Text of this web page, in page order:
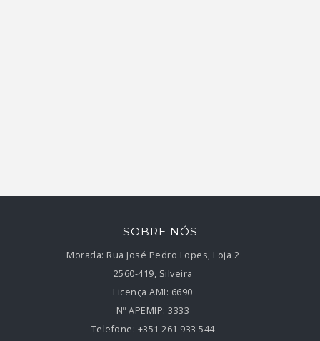
SOBRE NÓS
Morada: Rua José Pedro Lopes, Loja 2
2560-419, Silveira
Licença AMI: 6690
Nº APEMIP: 3333
Telefone: +351 261 933 544